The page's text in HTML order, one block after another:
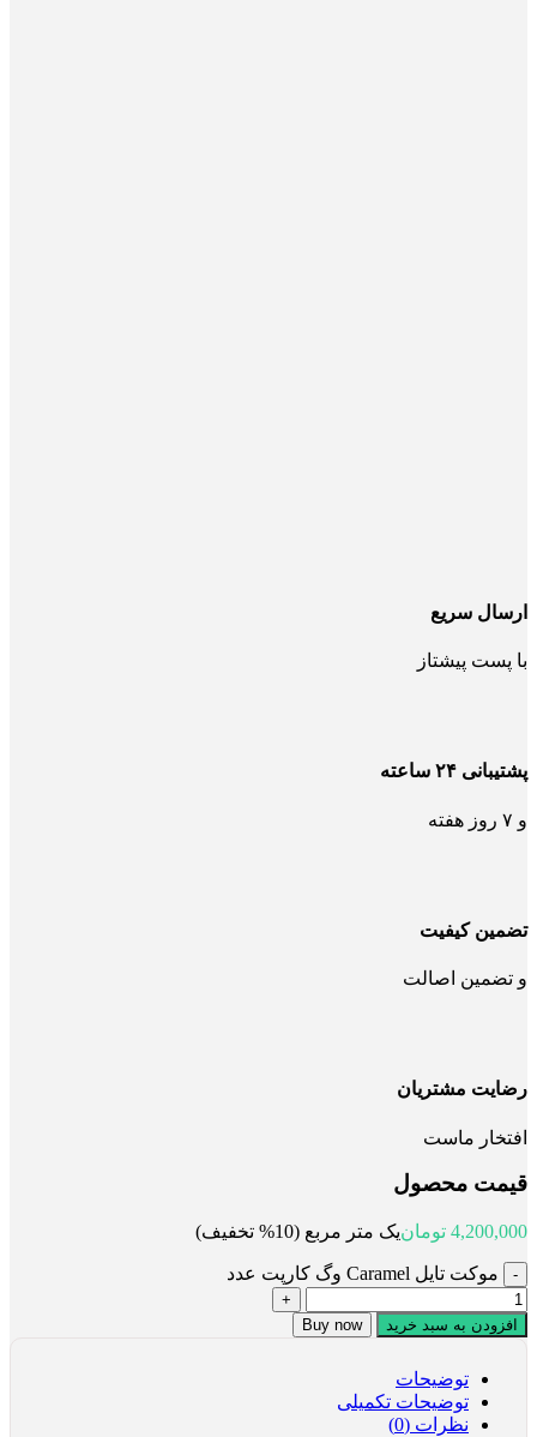
ارسال سریع
با پست پیشتاز
پشتیبانی ۲۴ ساعته
و ۷ روز هفته
تضمین کیفیت
و تضمین اصالت
رضایت مشتریان
افتخار ماست
قیمت محصول
4,200,000 تومانیک متر مربع (10% تخفیف)
موکت تایل Caramel وگ کارپت عدد
افزودن به سبد خرید Buy now
توضیحات
توضیحات تکمیلی
نظرات (0)